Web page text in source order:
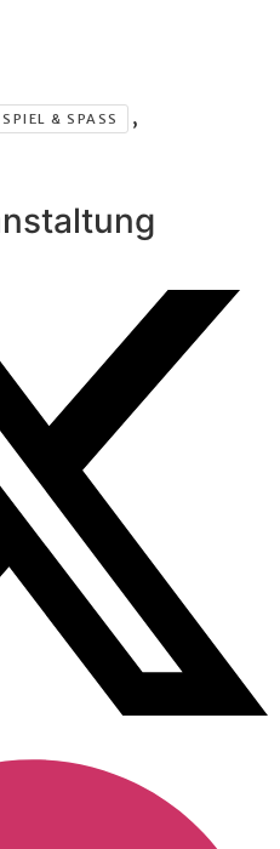
SPIEL & SPASS ,